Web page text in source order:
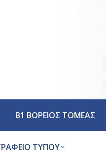
Β1 ΒΟΡΕΙΟΣ ΤΟΜΕΑΣ
ΤΥΠΟΥ